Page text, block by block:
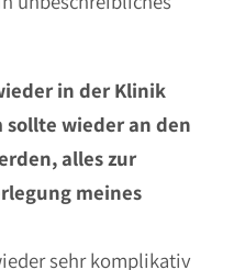
in der Klinik
sollte wieder an den
alles zur
meines
sehr komplikativ